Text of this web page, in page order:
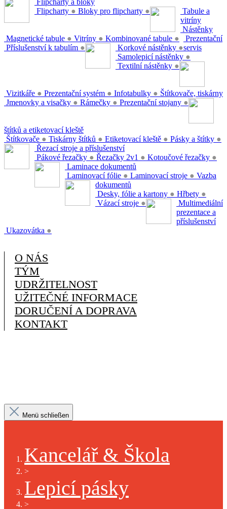
Flipcharty a bloky
Flipcharty ● Bloky pro flipcharty ●
Tabule a
vitríny
Magnetické tabule ● Vitríny ● Kombinované tabule ●
Příslušenství k tabulím ●
Nástěnky
Korkové nástěnky ●
Samolepicí nástěnky ●
Textilní nástěnky ●
Prezentační
servis
Vizitkáře ● Prezentační systém ● Infotabulky ●
Jmenovky a visačky ● Rámečky ● Prezentační stojany ●
Štítkovače, tiskárny
štítků a etiketovací kleště
Štítkovače ● Tiskárny štítků ● Etiketovací kleště ● Pásky a štítky ●
Řezací stroje a příslušenství
Pákové řezačky ● Řezačky 2v1 ● Kotoučové řezačky ●
Laminace dokumentů
Laminovací fólie ● Laminovací stroje ● Vazba
dokumentů
Desky, fólie a kartony ● Hřbety ●
Vázací stroje ●
Multimediální
prezentace a
příslušenství
Ukazovátka ●
O NÁS
TÝM
UDRŽITELNOST
UŽITEČNÉ INFORMACE
DORUČENÍ A DOPRAVA
KONTAKT
Menü schließen
Kancelář & Škola
>
Lepicí pásky
>